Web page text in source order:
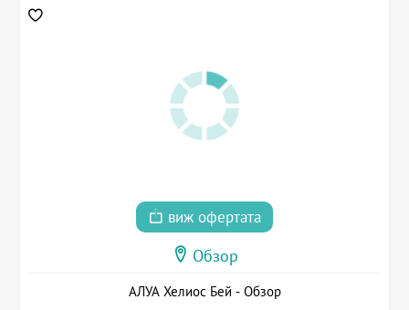
виж офертата
Обзор
АЛУА Хелиос Бей - Обзор